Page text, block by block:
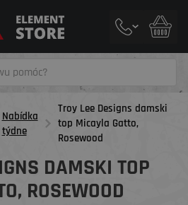
Nabídka
týdne
Troy Lee Designs damski
top Micayla Gatto,
Rosewood
DAMSKI TOP
ROSEWOOD